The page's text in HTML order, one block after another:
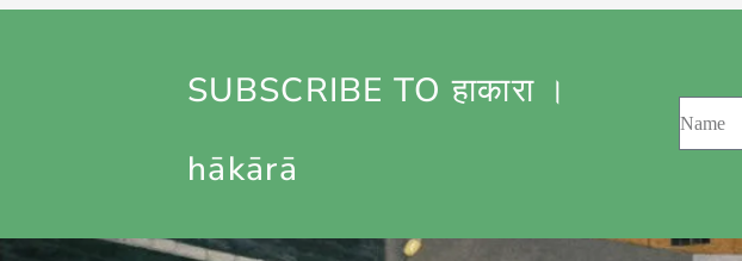
SUBSCRIBE TO हाकारा ।
hākārā